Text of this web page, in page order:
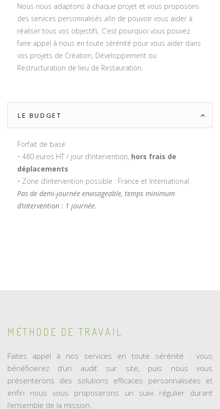
Nous nous adaptons à chaque projet et vous proposons
des services personnalisés afin de pouvoir vous aider à
réaliser tous vos objectifs. C’est pourquoi vous pouvez
faire appel à nous en toute sérénité pour vous aider dans
vos projets de Création, Développement ou
Restructuration de lieu de Restauration.
LE BUDGET
Forfait de base
• 480 euros HT / jour d’intervention, hors frais de
déplacements.
• Zone d’intervention possible : France et International.
Pas de demi-journée envisageable, temps minimum
d’intervention : 1 journée.
MÉTHODE DE TRAVAIL
Faites appel à nos services en toute sérénité : vous
bénéficierez d’un audit sur site, puis nous vous
présenterons des solutions efficaces personnalisées et
enfin nous vous proposerons un suivi régulier durant
l’ensemble de la mission.